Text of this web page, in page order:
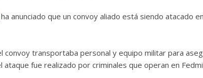
ha anunciado que un convoy aliado está siendo atacado
convoy transportaba personal y equipo militar para
ataque fue realizado por criminales que operan en
de
Txus
Radicoida Unica
Initiative Concludes